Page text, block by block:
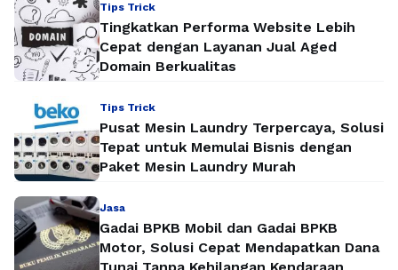
Tips Trick
Tingkatkan Performa Website Lebih
Cepat dengan Layanan Jual Aged
Domain Berkualitas
Tips Trick
Pusat Mesin Laundry Terpercaya, Solusi
Tepat untuk Memulai Bisnis dengan
Paket Mesin Laundry Murah
Jasa
Gadai BPKB Mobil dan Gadai BPKB
Motor, Solusi Cepat Mendapatkan Dana